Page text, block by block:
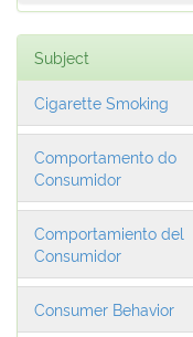
Subject
Cigarette Smoking
Comportamento do
Consumidor
Comportamiento del
Consumidor
Consumer Behavior